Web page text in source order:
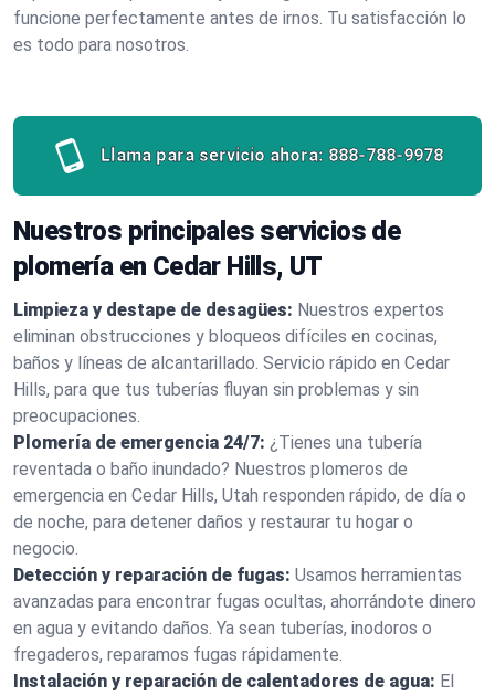
funcione perfectamente antes de irnos. Tu satisfacción lo
es todo para nosotros.
Llama para servicio ahora: 888-788-9978
Nuestros principales servicios de
plomería en Cedar Hills, UT
Limpieza y destape de desagües: Nuestros expertos
eliminan obstrucciones y bloqueos difíciles en cocinas,
baños y líneas de alcantarillado. Servicio rápido en Cedar
Hills, para que tus tuberías fluyan sin problemas y sin
preocupaciones.
Plomería de emergencia 24/7: ¿Tienes una tubería
reventada o baño inundado? Nuestros plomeros de
emergencia en Cedar Hills, Utah responden rápido, de día o
de noche, para detener daños y restaurar tu hogar o
negocio.
Detección y reparación de fugas: Usamos herramientas
avanzadas para encontrar fugas ocultas, ahorrándote dinero
en agua y evitando daños. Ya sean tuberías, inodoros o
fregaderos, reparamos fugas rápidamente.
Instalación y reparación de calentadores de agua: El